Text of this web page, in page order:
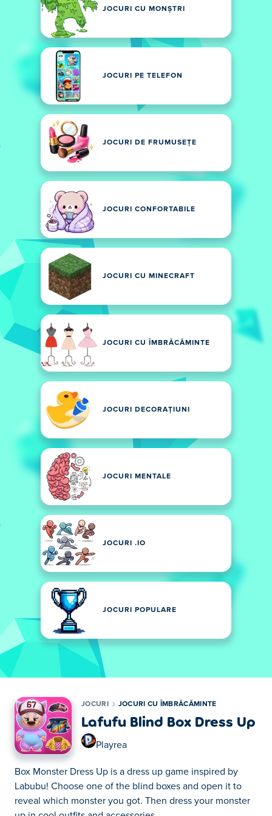
JOCURI CU MONȘTRI
JOCURI PE TELEFON
JOCURI DE FRUMUSEȚE
JOCURI CONFORTABILE
JOCURI CU MINECRAFT
JOCURI CU ÎMBRĂCĂMINTE
JOCURI DECORAȚIUNI
JOCURI MENTALE
JOCURI .IO
JOCURI POPULARE
JOCURI JOCURI CU ÎMBRĂCĂMINTE
Lafufu Blind Box Dress Up
Playrea
Box Monster Dress Up is a dress up game inspired by
Labubu! Choose one of the blind boxes and open it to
reveal which monster you got. Then dress your monster